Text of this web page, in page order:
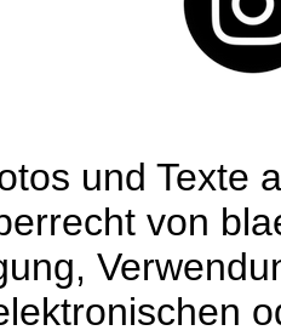
und Texte
von